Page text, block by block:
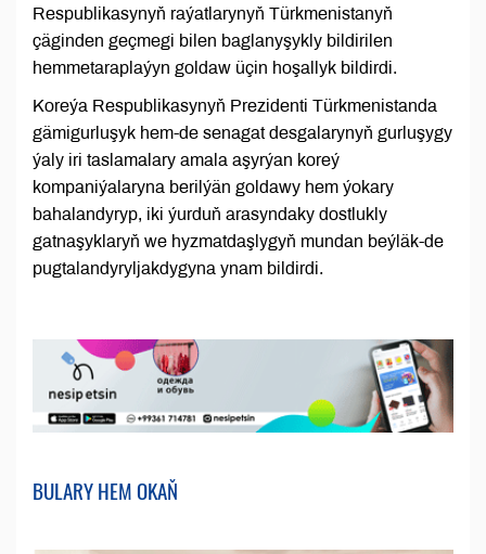
Respublikasynyň raýatlarynyň Türkmenistanyň
çäginden geçmegi bilen baglanyşykly bildirilen
hemmetaraplaýyn goldaw üçin hoşallyk bildirdi.
Koreýa Respublikasynyň Prezidenti Türkmenistanda
gämigurluşyk hem-de senagat desgalarynyň gurluşygy
ýaly iri taslamalary amala aşyrýan koreý
kompaniýalaryna berilýän goldawy hem ýokary
bahalandyryp, iki ýurduň arasyndaky dostlukly
gatnaşyklaryň we hyzmatdaşlygyň mundan beýläk-de
pugtalandyryljakdygyna ynam bildirdi.
BULARY HEM OKAŇ